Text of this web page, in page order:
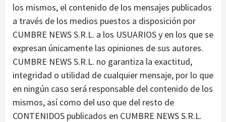
los mismos, el contenido de los mensajes publicados
a través de los medios puestos a disposición por
CUMBRE NEWS S.R.L. a los USUARIOS y en los que se
expresan únicamente las opiniones de sus autores.
CUMBRE NEWS S.R.L. no garantiza la exactitud,
integridad o utilidad de cualquier mensaje, por lo que
en ningún caso será responsable del contenido de los
mismos, así como del uso que del resto de
CONTENIDOS publicados en CUMBRE NEWS S.R.L.